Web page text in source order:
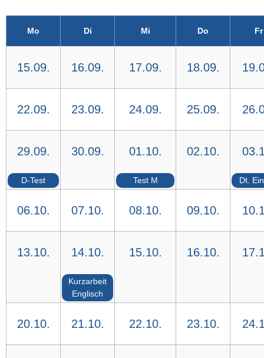
Mo Di Mi Do Fr
15.09. 16.09. 17.09. 18.09.
22.09. 23.09. 24.09. 25.09.
29.09.
D-Test
30.09. 01.10.
Test M
02.10.
Dt.
06.10. 07.10. 08.10. 09.10.
13.10. 14.10.
Kurzarbeit
Englisch
15.10. 16.10.
20.10. 21.10. 22.10. 23.10.